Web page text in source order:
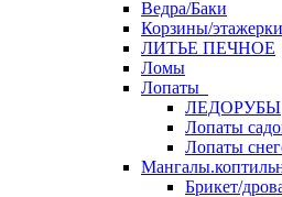
Ведра/Баки
Корзины/этажерки
ЛИТЬЕ ПЕЧНОЕ
Ломы
Лопаты
ЛЕДОРУБЫ
Лопаты
Лопаты
Брикет/